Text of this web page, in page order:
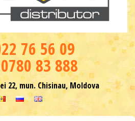
76 56 09
83 888
22, mun. Chisinau, Moldova